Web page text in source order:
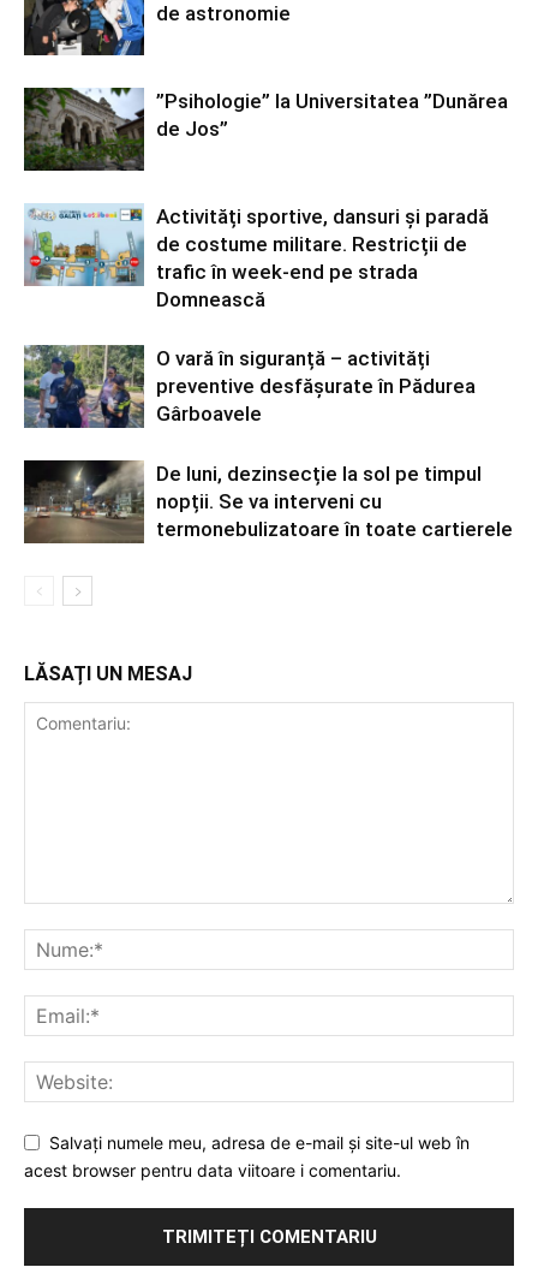
de astronomie
”Psihologie” la Universitatea ”Dunărea
de Jos”
Activități sportive, dansuri și paradă
de costume militare. Restricții de
trafic în week-end pe strada
Domnească
O vară în siguranță – activități
preventive desfășurate în Pădurea
Gârboavele
De luni, dezinsecție la sol pe timpul
nopții. Se va interveni cu
termonebulizatoare în toate cartierele
LĂSAȚI UN MESAJ
Salvați numele meu, adresa de e-mail și site-ul web în
acest browser pentru data viitoare i comentariu.